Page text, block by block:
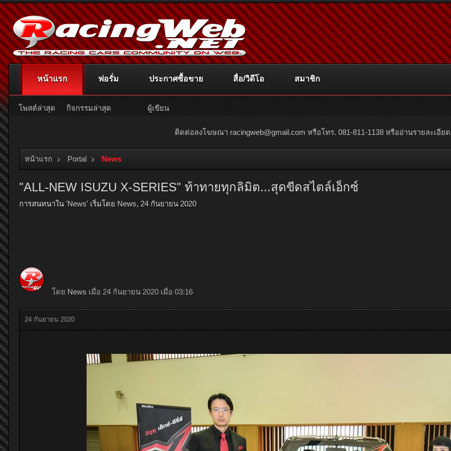
ติดต่อลงโฆษณา racingweb@gmail.com หรือโทร. 081-811-1138 หรืออ่านรายละเอีย
หน้าแรก Portal News
"ALL-NEW ISUZU X-SERIES" ท้าทายทุกลิมิต...สุดขีดสไตล์เอ็กซ์
การสนทนาใน 'News' เริ่มโดย News, 24 กันยายน 2020
โดย News เมื่อ 24 กันยายน 2020 เมื่อ 03:16
24 กันยายน 2020
หน้าแรก
โพสต์ล่าสุด กิจกรรมล่าสุด ผู้เขียน
ฟอรั่ม ประกาศซื้อขาย สื่อ/วิดีโอ สมาชิก